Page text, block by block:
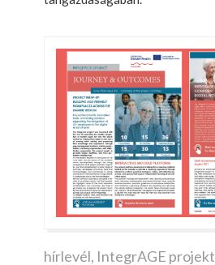
hírlevél, IntegrAGE projekt